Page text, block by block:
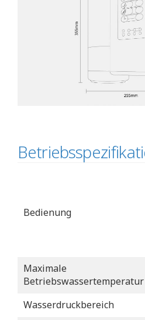
Bedienung
Maximale
Betriebswassertemperatur
Wasserdruckbereich